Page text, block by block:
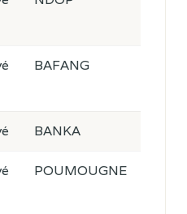
BAFANG
BANKA
POUMOUGNE